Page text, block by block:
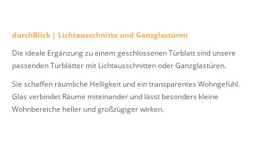
durchBlick | Lichtausschnitte und Ganzglastüren
Die ideale Ergänzung zu einem geschlossenen Türblatt sind unsere
passenden Türblätter mit Lichtausschnitten oder Ganzglastüren.
Sie schaffen räumliche Helligkeit und ein transparentes Wohngefühl.
Glas verbindet Räume miteinander und lässt besonders kleine
Wohnbereiche heller und großzügiger wirken.